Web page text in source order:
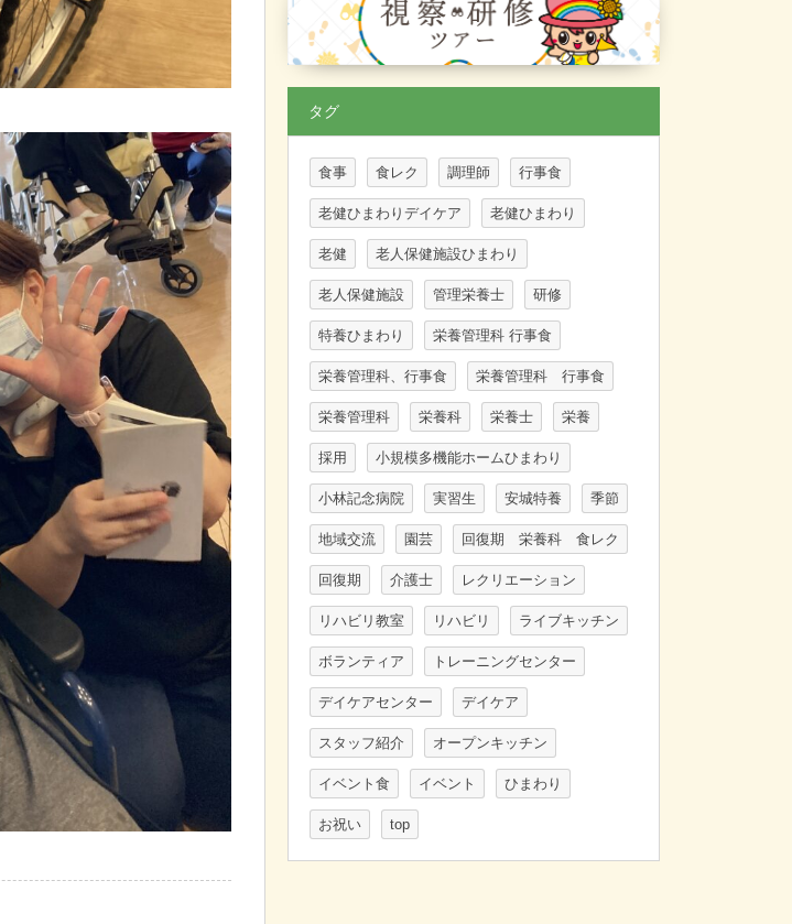
タグ
食事 食レク 調理師 行事食
老健ひまわりデイケア 老健ひまわり
老健 老人保健施設ひまわり
老人保健施設 管理栄養士 研修
特養ひまわり 栄養管理科 行事食
栄養管理科、行事食 栄養管理科 行事食
栄養管理科 栄養科 栄養士 栄養
採用 小規模多機能ホームひまわり
小林記念病院 実習生 安城特養 季節
地域交流 園芸 回復期 栄養科 食レク
回復期 介護士 レクリエーション
リハビリ教室 リハビリ ライブキッチン
ボランティア トレーニングセンター
デイケアセンター デイケア
スタッフ紹介 オープンキッチン
イベント食 イベント ひまわり
お祝い top